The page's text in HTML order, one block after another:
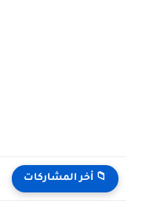
📁 أخر المشاركات